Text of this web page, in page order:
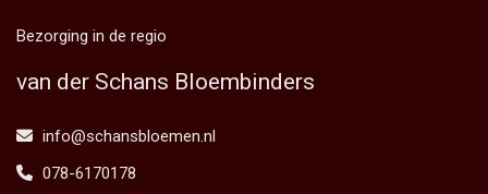
Bezorging in de regio
van der Schans Bloembinders
info@schansbloemen.nl
078-6170178